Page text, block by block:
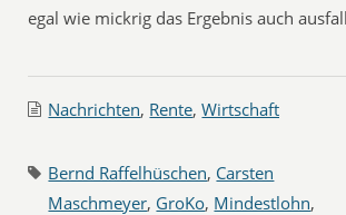
egal wie mickrig das Ergebnis auch
Nachrichten, Rente,Wirtschaft
Bernd Raffelhüschen, Carsten
Maschmeyer, GroKo, Mindestlohn,